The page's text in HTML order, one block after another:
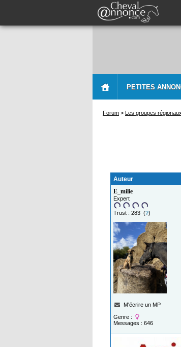
PETITES
Forum > Les groupes régionaux
Auteur
E_milie
Expert
Trust : 283 (?)
M'écrire un MP
Genre :
Messages : 646